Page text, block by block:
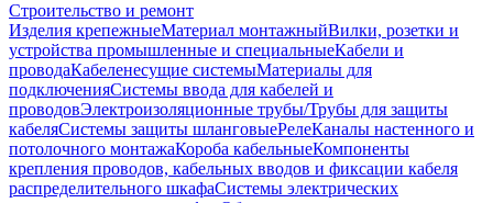
Строительство и ремонт
Изделия крепежныеМатериал монтажныйВилки, розетки и
устройства промышленные и специальныеКабели и
проводаКабеленесущие системыМатериалы для
подключенияСистемы ввода для кабелей и
проводовЭлектроизоляционные трубы/Трубы для защиты
кабеляСистемы защиты шланговыеРелеКаналы настенного и
потолочного монтажаКороба кабельныеКомпоненты
крепления проводов, кабельных вводов и фиксации кабеля
распределительного шкафаСистемы электрических